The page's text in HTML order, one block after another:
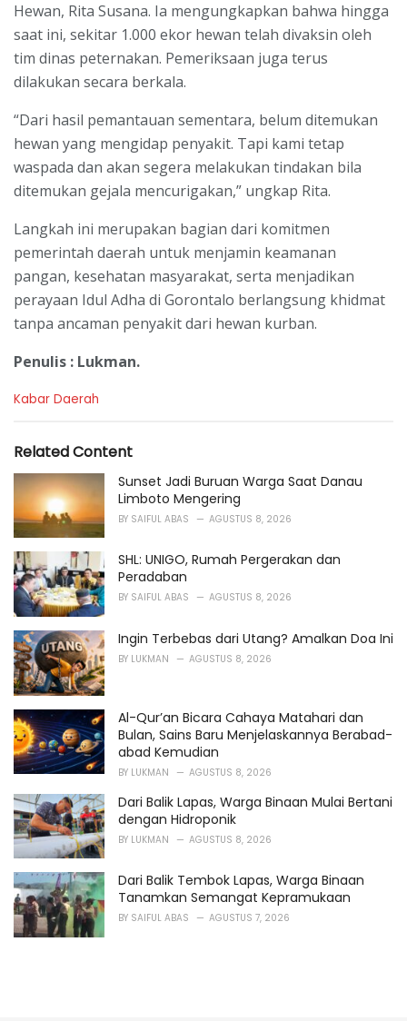
Hewan, Rita Susana. Ia mengungkapkan bahwa hingga
saat ini, sekitar 1.000 ekor hewan telah divaksin oleh
tim dinas peternakan. Pemeriksaan juga terus
dilakukan secara berkala.
“Dari hasil pemantauan sementara, belum ditemukan
hewan yang mengidap penyakit. Tapi kami tetap
waspada dan akan segera melakukan tindakan bila
ditemukan gejala mencurigakan,” ungkap Rita.
Langkah ini merupakan bagian dari komitmen
pemerintah daerah untuk menjamin keamanan
pangan, kesehatan masyarakat, serta menjadikan
perayaan Idul Adha di Gorontalo berlangsung khidmat
tanpa ancaman penyakit dari hewan kurban.
Penulis : Lukman.
C
e
o
e
:
Kabar Daerah
Related Content
Sunset Jadi Buruan Warga Saat Danau
Limboto Mengering
BY SAIFUL ABAS AGUSTUS 8, 2026
SHL: UNIGO, Rumah Pergerakan dan
Peradaban
BY SAIFUL ABAS AGUSTUS 8, 2026
Ingin Terbebas dari Utang? Amalkan Doa Ini
BY LUKMAN AGUSTUS 8, 2026
Al-Qur’an Bicara Cahaya Matahari dan
Bulan, Sains Baru Menjelaskannya Berabad-
abad Kemudian
BY LUKMAN AGUSTUS 8, 2026
Dari Balik Lapas, Warga Binaan Mulai Bertani
dengan Hidroponik
BY LUKMAN AGUSTUS 8, 2026
Dari Balik Tembok Lapas, Warga Binaan
Tanamkan Semangat Kepramukaan
BY SAIFUL ABAS AGUSTUS 7, 2026